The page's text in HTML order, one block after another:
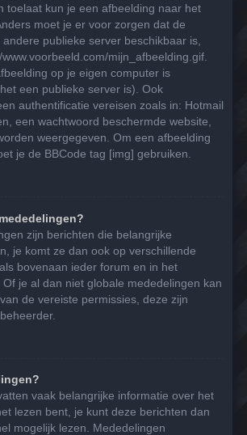
toelaat kun je een afbeelding naar het
moet je er voor zorgen dat de
publieke server beschikbaar is,
mijn_afbeelding.gif.
op je eigen computer is
een publieke server is). Ook
authentificatie vereisen zoals in: Hotmail
een wachtwoord beschermde website,
weergegeven. Om een afbeelding
je de BBCode tag [img] gebruiken.
zijn berichten die belangrijke
je komt ze dan ook op verschillende
bovenaan ieder forum en in het
je al dan niet globale mededelingen kan
de vereiste permissies, deze zijn
vaak belangrijke informatie over het
lezen bent, je kunt deze berichten dan
mogelijk lezen. Mededelingen